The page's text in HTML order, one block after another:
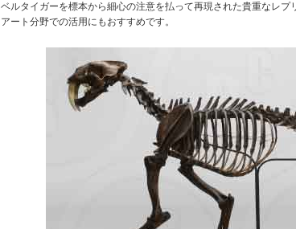
ベルタイガーを標本から細心の注意を払って再現された貴重なレプ
アート分野での活用にもおすすめです。